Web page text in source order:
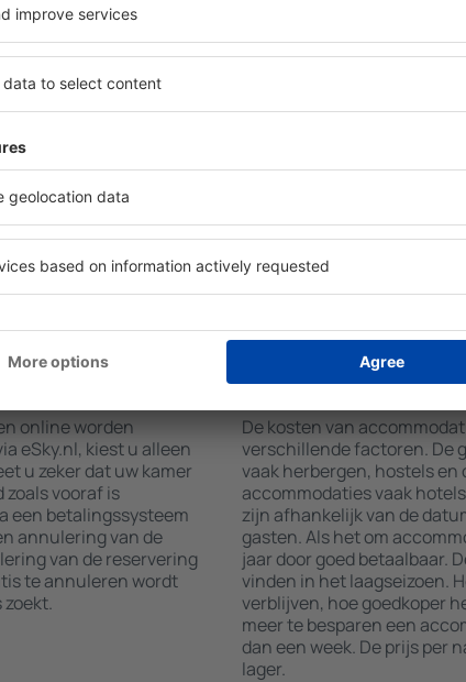
in Viña del Mar?
vinden met behulp
en in- en
reizigers, toont
in Viña del Mar.
het aantal sterren,
centrum en gratis
naar accommodaties
in Viña del
van uw
of een vlucht +
del Mar?
accommodatie geboekt is
een hotel met zwembad.
dienst aanbieden.
boeken in Viña
online worden
eSky.nl, kiest u alleen
u zeker dat uw kamer
zoals vooraf is
een betalingssysteem
annulering van de
van de reservering
te annuleren wordt
Hoeveel kost een
De kosten van
verschillende factoren. De
vaak herbergen, hostels
accommodaties vaak
zijn afhankelijk van de
gasten. Als het om
jaar door goed betaalbaar.
vinden in het laagseizoen.
verblijven, hoe goedkoper
meer te besparen een
dan een week. De prijs per
lager.